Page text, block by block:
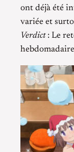
ont déjà été
variée et
Verdict: Le